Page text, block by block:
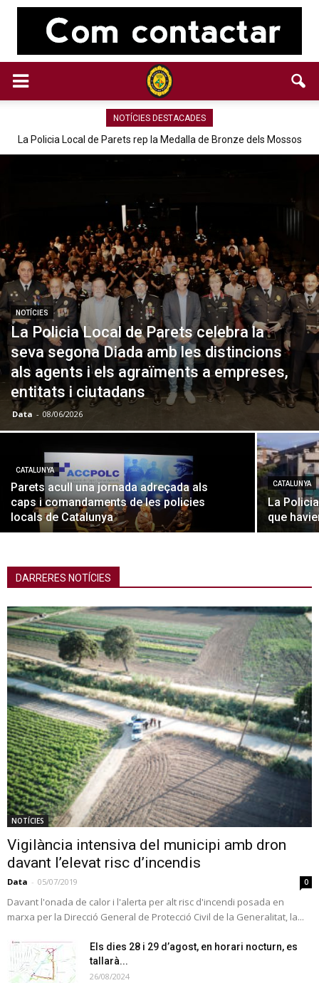
NOTÍCIES DESTACADES
La Policia Local de Parets rep la Medalla de Bronze dels Mossos
NOTÍCIES
La Policia Local de Parets celebra la
seva segona Diada amb les distincions
als agents i els agraïments a empreses,
entitats i ciutadans
Data - 08/06/2026
CATALUNYA
Parets acull una jornada adreçada als
caps i comandaments de les policies
locals de Catalunya
CATALUNYA
La
que
DARRERES NOTÍCIES
NOTÍCIES
Vigilància intensiva del municipi amb dron
davant l’elevat risc d’incendis
Data - 05/07/2019 0
Davant l'onada de calor i l'alerta per alt risc d'incendi posada en
marxa per la Direcció General de Protecció Civil de la Generalitat, la...
Els dies 28 i 29 d’agost, en horari nocturn, es
tallarà...
26/08/2024